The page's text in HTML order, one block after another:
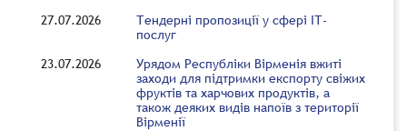
27.07.2026
Тендерні пропозиції у сфері ІТ-
послуг
23.07.2026
Урядом Республіки Вірменія вжиті
заходи для підтримки експорту свіжих
фруктів та харчових продуктів, а
також деяких видів напоїв з території
Вірменії